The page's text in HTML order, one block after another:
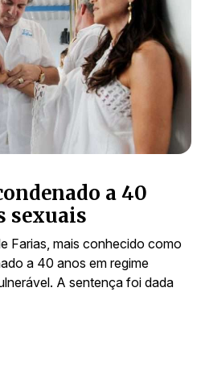
a 40
sexuais
Farias, mais conhecido como
a 40 anos em regime
A sentença foi dada